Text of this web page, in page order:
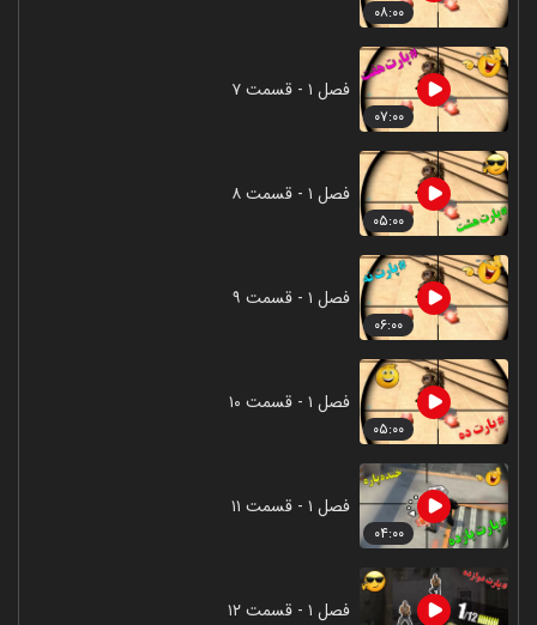
۰۸:۰۰
۰۷:۰۰
فصل ۱ - قسمت ۷
۰۵:۰۰
فصل ۱ - قسمت ۸
۰۶:۰۰
فصل ۱ - قسمت ۹
۰۵:۰۰
فصل ۱ - قسمت ۱۰
۰۴:۰۰
فصل ۱ - قسمت ۱۱
فصل ۱ - قسمت ۱۲